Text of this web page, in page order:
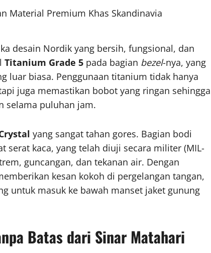
Material Premium Khas Skandinavia
desain Nordik yang bersih, fungsional, dan
Titanium Grade 5 pada bagian bezel-nya, yang
luar biasa. Penggunaan titanium tidak hanya
juga memastikan bobot yang ringan sehingga
selama puluhan jam.
yang sangat tahan gores. Bagian bodi
kaca, yang telah diuji secara militer (MIL-
guncangan, dan tekanan air. Dengan
kesan kokoh di pergelangan tangan,
untuk masuk ke bawah manset jaket gunung
Batas dari Sinar Matahari